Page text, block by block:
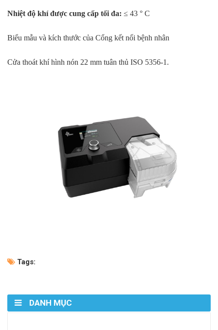
Nhiệt độ khí được cung cấp tối đa: ≤ 43 ° C
Biểu mẫu và kích thước của Cổng kết nối bệnh nhân
Cửa thoát khí hình nón 22 mm tuân thủ ISO 5356-1.
Tags:
DANH MỤC